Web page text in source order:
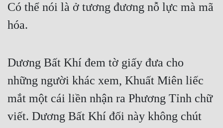
Có thể nói là ở tương đương nỗ lực mà mã
hóa.
Dương Bất Khí đem tờ giấy đưa cho
những người khác xem, Khuất Miên liếc
mắt một cái liền nhận ra Phương Tỉnh chữ
viết. Dương Bất Khí đối này không chút